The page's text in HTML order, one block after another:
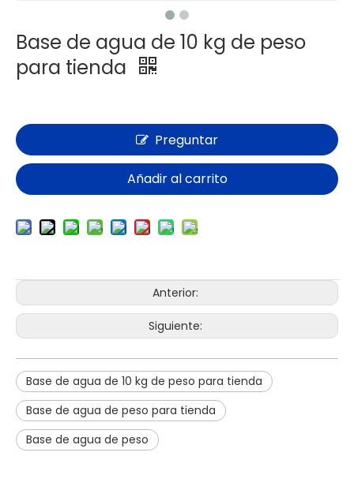
Base de agua de 10 kg de peso
para tienda
Preguntar
Añadir al carrito
Anterior:
Siguiente:
Base de agua de 10 kg de peso para tienda
Base de agua de peso para tienda
Base de agua de peso